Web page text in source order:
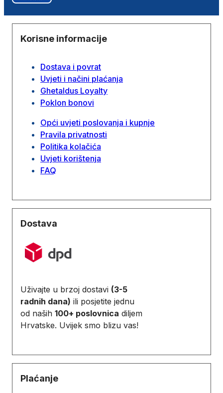
Korisne informacije
Dostava i povrat
Uvjeti i načini plaćanja
Ghetaldus Loyalty
Poklon bonovi
Opći uvjeti poslovanja i kupnje
Pravila privatnosti
Politika kolačića
Uvjeti korištenja
FAQ
Dostava
Uživajte u brzoj dostavi (3-5
radnih dana) ili posjetite jednu
od naših 100+ poslovnica diljem
Hrvatske. Uvijek smo blizu vas!
Plaćanje